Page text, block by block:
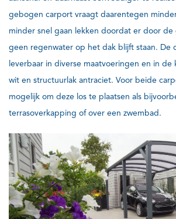
gebogen carport vraagt daarentegen
minder snel gaan lekken doordat er door
geen regenwater op het dak blijft staan. De
leverbaar in diverse maatvoeringen en in de
wit en structuurlak antraciet. Voor beide
mogelijk om deze los te plaatsen als
terrasoverkapping of over een zwembad.